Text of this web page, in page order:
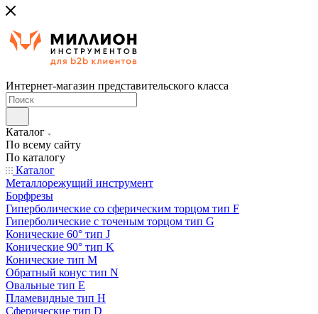
Интернет-магазин представительского класса
Каталог
По всему сайту
По каталогу
Каталог
Металлорежущий инструмент
Борфрезы
Гиперболические cо сферическим торцом тип F
Гиперболические с точеным торцом тип G
Конические 60° тип J
Конические 90° тип K
Конические тип M
Обратный конус тип N
Овальные тип E
Пламевидные тип H
Сферические тип D